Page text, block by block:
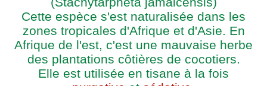
Cette espèce s'est naturalisée dans les
zones tropicales d'Afrique et d'Asie. En
Afrique de l'est, c'est une mauvaise herbe
des plantations côtières de cocotiers.
Elle est utilisée en tisane à la fois